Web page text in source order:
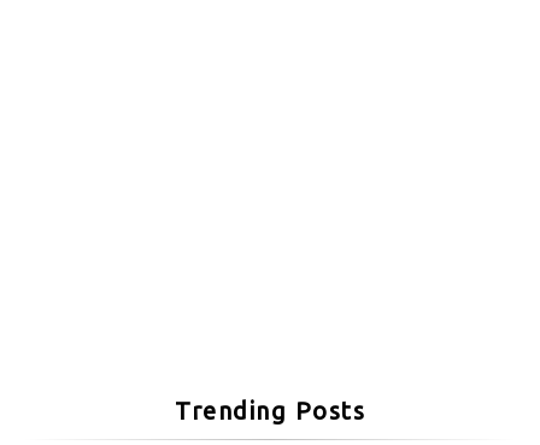
Trending Posts